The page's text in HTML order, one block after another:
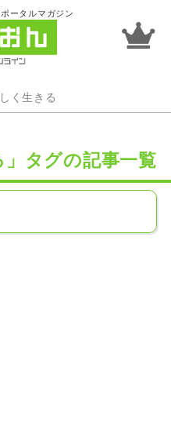
ータルマガジン
く生きる
」タグの記事一覧